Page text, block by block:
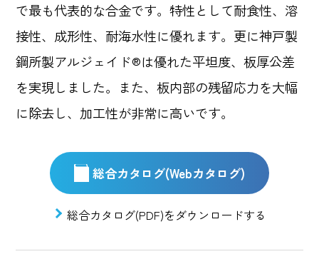
で最も代表的な合金です。特性として耐食性、溶
接性、成形性、耐海水性に優れます。更に神戸製
鋼所製アルジェイド®は優れた平坦度、板厚公差
を実現しました。また、板内部の残留応力を大幅
に除去し、加工性が非常に高いです。
総合カタログ(Webカタログ)
総合カタログ(PDF)をダウンロードする